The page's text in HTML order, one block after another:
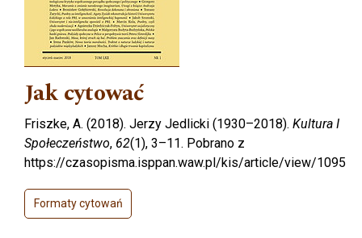
Jak cytować
Friszke, A. (2018). Jerzy Jedlicki (1930–2018). Kultura I
Społeczeństwo, 62(1), 3–11. Pobrano z
https://czasopisma.isppan.waw.pl/kis/article/view/1095
Formaty cytowań